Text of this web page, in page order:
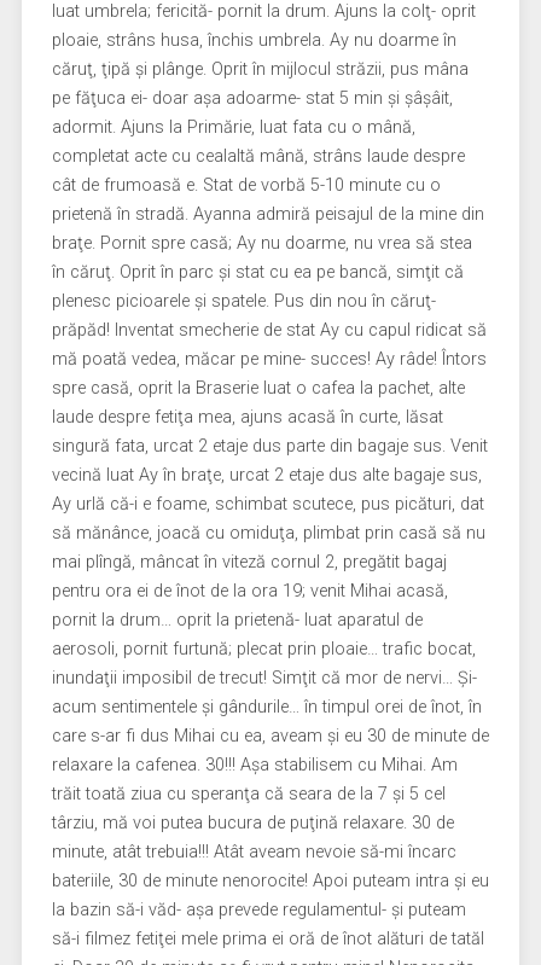
luat umbrela; fericită- pornit la drum. Ajuns la colţ- oprit
ploaie, strâns husa, închis umbrela. Ay nu doarme în
căruţ, ţipă şi plânge. Oprit în mijlocul străzii, pus mâna
pe făţuca ei- doar aşa adoarme- stat 5 min şi şâşâit,
adormit. Ajuns la Primărie, luat fata cu o mână,
completat acte cu cealaltă mână, strâns laude despre
cât de frumoasă e. Stat de vorbă 5-10 minute cu o
prietenă în stradă. Ayanna admiră peisajul de la mine din
braţe. Pornit spre casă; Ay nu doarme, nu vrea să stea
în căruţ. Oprit în parc şi stat cu ea pe bancă, simţit că
plenesc picioarele şi spatele. Pus din nou în căruţ-
prăpăd! Inventat smecherie de stat Ay cu capul ridicat să
mă poată vedea, măcar pe mine- succes! Ay râde! Întors
spre casă, oprit la Braserie luat o cafea la pachet, alte
laude despre fetiţa mea, ajuns acasă în curte, lăsat
singură fata, urcat 2 etaje dus parte din bagaje sus. Venit
vecină luat Ay în braţe, urcat 2 etaje dus alte bagaje sus,
Ay urlă că-i e foame, schimbat scutece, pus picături, dat
să mănânce, joacă cu omiduţa, plimbat prin casă să nu
mai plîngă, mâncat în viteză cornul 2, pregătit bagaj
pentru ora ei de înot de la ora 19; venit Mihai acasă,
pornit la drum… oprit la prietenă- luat aparatul de
aerosoli, pornit furtună; plecat prin ploaie… trafic bocat,
inundaţii imposibil de trecut! Simţit că mor de nervi… Şi-
acum sentimentele şi gândurile… în timpul orei de înot, în
care s-ar fi dus Mihai cu ea, aveam şi eu 30 de minute de
relaxare la cafenea. 30!!! Aşa stabilisem cu Mihai. Am
trăit toată ziua cu speranţa că seara de la 7 şi 5 cel
târziu, mă voi putea bucura de puţină relaxare. 30 de
minute, atât trebuia!!! Atât aveam nevoie să-mi încarc
bateriile, 30 de minute nenorocite! Apoi puteam intra şi eu
la bazin să-i văd- aşa prevede regulamentul- şi puteam
să-i filmez fetiţei mele prima ei oră de înot alături de tatăl